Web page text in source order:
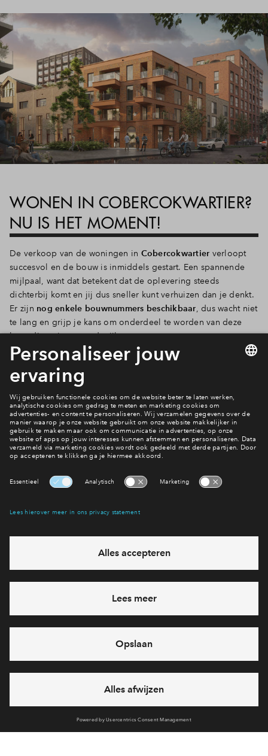
WONEN IN COBERCOKWARTIER?
NU IS HET MOMENT!
De verkoop van de woningen in Cobercokwartier verloopt
succesvol en de bouw is inmiddels gestart. Een spannende
mijlpaal, want dat betekent dat de oplevering steeds
dichterbij komt en jij dus sneller kunt verhuizen dan je denkt.
Er zijn nog enkele bouwnummers beschikbaar, dus wacht niet
te lang en grijp je kans om onderdeel te worden van deze
levendige nieuwe stadswijk.
Ontdek het aanbod!
Ook wonen in Cobercokwartier?
Ontdek het aanbod!
Interesse? Meld je dan snel aan
Hiermee blijf je op de hoogte van het belangrijkste nieuws en
Ja, ik wil mij aanmelden
Heb je een vraag en wil je direct antwoord? Bel ons op
712 21 37
6 dagen per week beschikbaar (behalve tijdens
feestdagen)
vandaag gesloten, zaterdag zijn we vanaf
10:00 uur weer
bereikbaar